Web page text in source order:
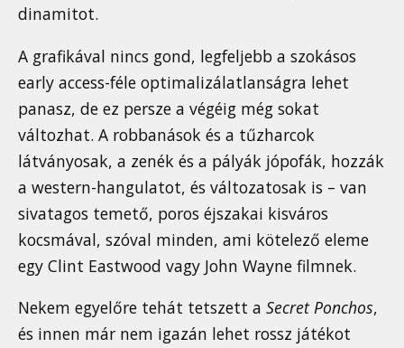
dinamitot.
A grafikával nincs gond, legfeljebb a szokásos
early access-féle optimalizálatlanságra lehet
panasz, de ez persze a végéig még sokat
változhat. A robbanások és a tűzharcok
látványosak, a zenék és a pályák jópofák, hozzák
a western-hangulatot, és változatosak is – van
sivatagos temető, poros éjszakai kisváros
kocsmával, szóval minden, ami kötelező eleme
egy Clint Eastwood vagy John Wayne filmnek.
Nekem egyelőre tehát tetszett a Secret Ponchos,
és innen már nem igazán lehet rossz játékot